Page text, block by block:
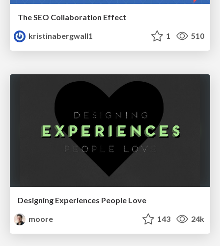
The SEO Collaboration Effect
kristinabergwall1
1 510
Designing Experiences People Love
moore
143 24k